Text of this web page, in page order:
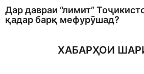
Дар давраи “лимит”
қадар барқ мефурӯшад?
ХАБАРҲОИ